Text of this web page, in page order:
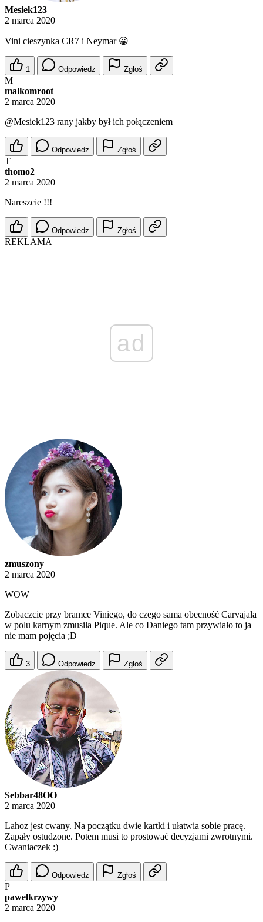
Mesiek123
2 marca 2020
Vini cieszynka CR7 i Neymar 😀
1 Odpowiedz Zgłoś
M
malkomroot
2 marca 2020
@Mesiek123 rany jakby był ich połączeniem
Odpowiedz Zgłoś
T
thomo2
2 marca 2020
Nareszcie !!!
Odpowiedz Zgłoś
REKLAMA
ad
zmuszony
2 marca 2020
WOW
Zobaczcie przy bramce Viniego, do czego sama obecność Carvajala
w polu karnym zmusiła Pique. Ale co Daniego tam przywiało to ja
nie mam pojęcia ;D
3 Odpowiedz Zgłoś
Sebbar48OO
2 marca 2020
Lahoz jest cwany. Na początku dwie kartki i ułatwia sobie pracę.
Zapały ostudzone. Potem musi to prostować decyzjami zwrotnymi.
Cwaniaczek :)
Odpowiedz Zgłoś
P
pawelkrzywy
2 marca 2020